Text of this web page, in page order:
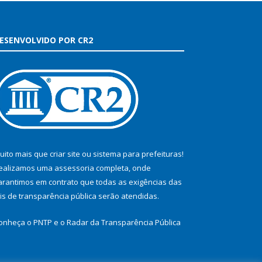
POR CR2
mais que criar site ou sistema para prefeituras!
uma assessoria completa, onde
em contrato que todas as exigências das
de transparência pública serão atendidas.
o PNTP e o Radar da Transparência Pública